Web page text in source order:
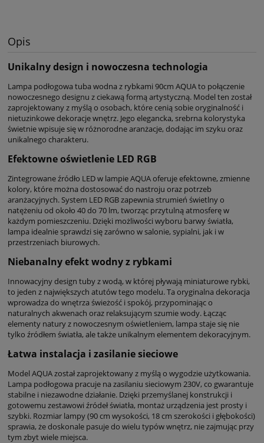
Opis
Unikalny design i nowoczesna technologia
Lampa podłogowa tuba wodna z rybkami 90cm AQUA to połączenie
nowoczesnego designu z ciekawą formą artystyczną. Model ten został
zaprojektowany z myślą o osobach, które cenią sobie oryginalność i
nietuzinkowe dekoracje wnętrz. Jego elegancka, srebrna kolorystyka
świetnie wpisuje się w różnorodne aranżacje, dodając im szyku oraz
unikalnego charakteru.
Efektowne oświetlenie LED RGB
Zintegrowane źródło LED w lampie AQUA oferuje efektowne, zmienne
kolory, które można dostosować do nastroju oraz potrzeb
aranżacyjnych. System LED RGB zapewnia strumień świetlny o
natężeniu od około 40 do 70 lm, tworząc przytulną atmosferę w
każdym pomieszczeniu. Dzięki możliwości wyboru barwy światła,
lampa idealnie sprawdzi się zarówno w salonie, sypialni, jak i w
przestrzeniach biurowych.
Niebanalny efekt wodny z rybkami
Innowacyjny design tuby z wodą, w której pływają miniaturowe rybki,
to jeden z największych atutów tego modelu. Ta oryginalna dekoracja
wprowadza do wnętrza świeżość i spokój, przypominając o
naturalnych akwenach oraz relaksującym szumie wody. Łącząc
elementy natury z nowoczesnym oświetleniem, lampa staje się nie
tylko źródłem światła, ale także unikalnym elementem dekoracyjnym.
Łatwa instalacja i zasilanie sieciowe
Model AQUA został zaprojektowany z myślą o wygodzie użytkowania.
Lampa podłogowa pracuje na zasilaniu sieciowym 230V, co gwarantuje
stabilne i niezawodne działanie. Dzięki przemyślanej konstrukcji i
gotowemu zestawowi źródeł światła, montaż urządzenia jest prosty i
szybki. Rozmiar lampy (90 cm wysokości, 18 cm szerokości i głębokości)
sprawia, że doskonale pasuje do wielu typów wnętrz, nie zajmując przy
tym zbyt wiele miejsca.